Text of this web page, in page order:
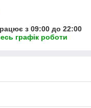
з 09:00 до 22:00
графік роботи